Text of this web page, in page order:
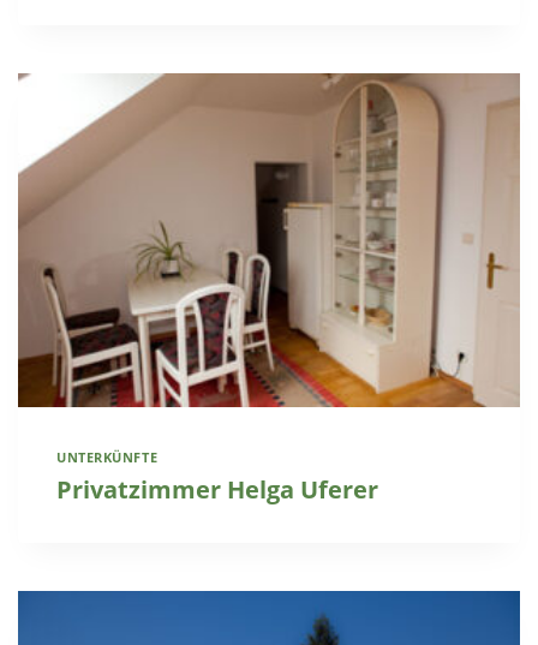
UNTERKÜNFTE
Privatzimmer Helga Uferer